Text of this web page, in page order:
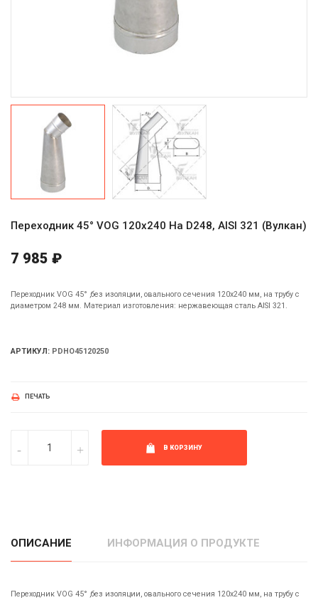
Переходник 45° VOG 120х240 На D248, AISI 321 (Вулкан)
7 985 ₽
Переходник VOG 45° ,без изоляции, овального сечения 120х240 мм, на трубу с
диаметром 248 мм. Материал изготовления: нержавеющая сталь AISI 321.
АРТИКУЛ: PDHO45120250
ПЕЧАТЬ
В КОРЗИНУ
ОПИСАНИЕ ИНФОРМАЦИЯ О ПРОДУКТЕ
Переходник VOG 45° ,без изоляции, овального сечения 120х240 мм, на трубу с